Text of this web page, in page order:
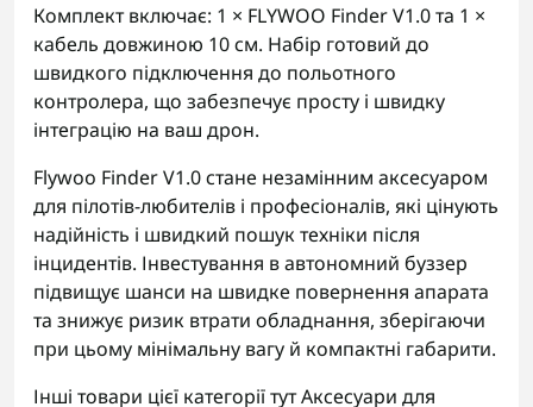
Комплект включає: 1 × FLYWOO Finder V1.0 та 1 ×
кабель довжиною 10 см. Набір готовий до
швидкого підключення до польотного
контролера, що забезпечує просту і швидку
інтеграцію на ваш дрон.
Flywoo Finder V1.0 стане незамінним аксесуаром
для пілотів-любителів і професіоналів, які цінують
надійність і швидкий пошук техніки після
інцидентів. Інвестування в автономний буззер
підвищує шанси на швидке повернення апарата
та знижує ризик втрати обладнання, зберігаючи
при цьому мінімальну вагу й компактні габарити.
Інші товари цієї категорії тутАксесуари для